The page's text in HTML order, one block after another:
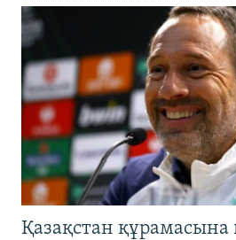
Қазақстан құрамасына